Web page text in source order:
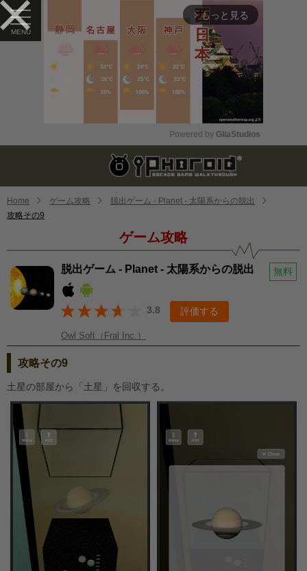
arrow_forward_ios もっと見る
Mute
Powered by GliaStudios
Home ゲーム攻略
脱出ゲーム - Planet - 太陽系からの脱出
攻略その9
ゲーム攻略
脱出ゲーム - Planet - 太陽系からの脱出 無料
3.8 評価する
Owl Soft（Fral Inc.）
攻略その9
土星の部屋から「土星」を回収する。